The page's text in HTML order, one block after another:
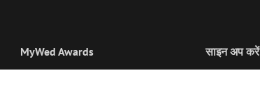
MyWed Awards साइन अप करें